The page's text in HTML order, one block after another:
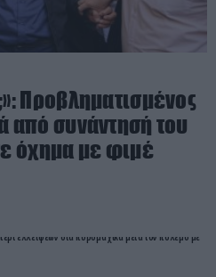
Προβληματισμένος
από συνάντησή του
όχημα με φιμέ